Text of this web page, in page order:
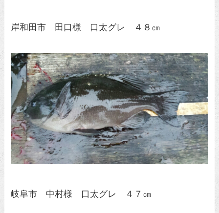
岸和田市 田口様 口太グレ ４８㎝
岐阜市 中村様 口太グレ ４７㎝